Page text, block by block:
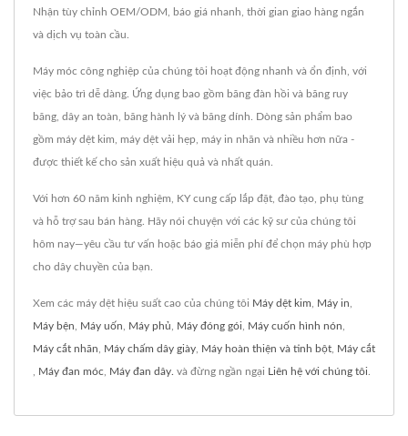
Nhận tùy chỉnh OEM/ODM, báo giá nhanh, thời gian giao hàng ngắn
và dịch vụ toàn cầu.
Máy móc công nghiệp của chúng tôi hoạt động nhanh và ổn định, với
việc bảo trì dễ dàng. Ứng dụng bao gồm băng đàn hồi và băng ruy
băng, dây an toàn, băng hành lý và băng dính. Dòng sản phẩm bao
gồm máy dệt kim, máy dệt vải hẹp, máy in nhãn và nhiều hơn nữa -
được thiết kế cho sản xuất hiệu quả và nhất quán.
Với hơn 60 năm kinh nghiệm, KY cung cấp lắp đặt, đào tạo, phụ tùng
và hỗ trợ sau bán hàng. Hãy nói chuyện với các kỹ sư của chúng tôi
hôm nay—yêu cầu tư vấn hoặc báo giá miễn phí để chọn máy phù hợp
cho dây chuyền của bạn.
Xem các máy dệt hiệu suất cao của chúng tôi Máy dệt kim Máy in
Máy bện Máy uốn Máy phủ Máy đóng gói Máy cuốn hình nón
Máy cắt nhãn Máy chấm dây giày Máy hoàn thiện và tinh bột Máy cắt
Máy đan móc Máy đan dây. và đừng ngần ngại Liên hệ với chúng tôi